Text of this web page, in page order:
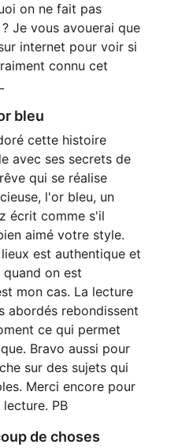
on ne fait pas
Je vous avouerai que
internet pour voir si
connu cet
bleu
cette histoire
avec ses secrets de
qui se réalise
l'or bleu, un
écrit comme s'il
aimé votre style.
est authentique et
on est
mon cas. La lecture
abordés rebondissent
ce qui permet
Bravo aussi pour
sur des sujets qui
Merci encore pour
PB
de choses